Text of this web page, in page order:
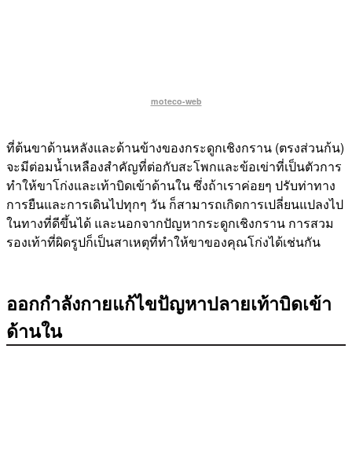
moteco-web
ที่ต้นขาด้านหลังและด้านข้างของกระดูกเชิงกราน (ตรงส่วนก้น)
จะมีต่อมน้ำเหลืองสำคัญที่ต่อกับสะโพกและข้อเข่าที่เป็นตัวการ
ทำให้ขาโก่งและเท้าบิดเข้าด้านใน ซึ่งถ้าเราค่อยๆ ปรับท่าทาง
การยืนและการเดินไปทุกๆ วัน ก็สามารถเกิดการเปลี่ยนแปลงไป
ในทางที่ดีขึ้นได้ และนอกจากปัญหากระดูกเชิงกราน การสวม
รองเท้าที่ผิดรูปก็เป็นสาเหตุที่ทำให้ขาของคุณโก่งได้เช่นกัน
ออกกำลังกายแก้ไขปัญหาปลายเท้าบิดเข้า
ด้านใน